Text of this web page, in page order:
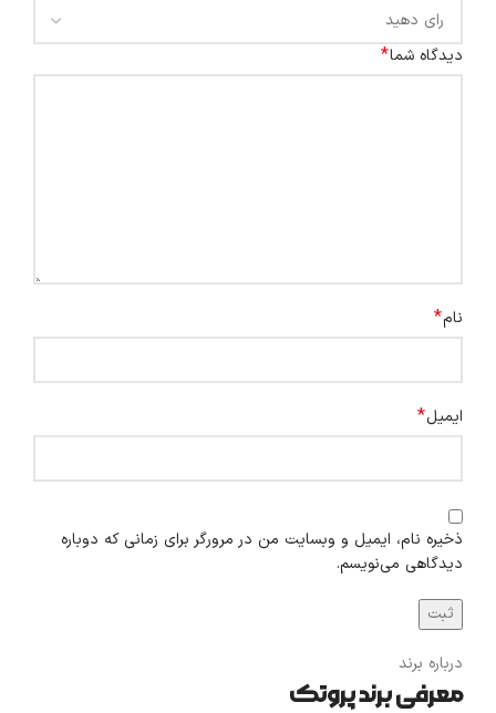
دیدگاه شما*
نام*
ایمیل*
ذخیره نام، ایمیل و وبسایت من در مرورگر برای زمانی که دوباره
دیدگاهی می‌نویسم.
درباره برند
معرفی برند پروتک